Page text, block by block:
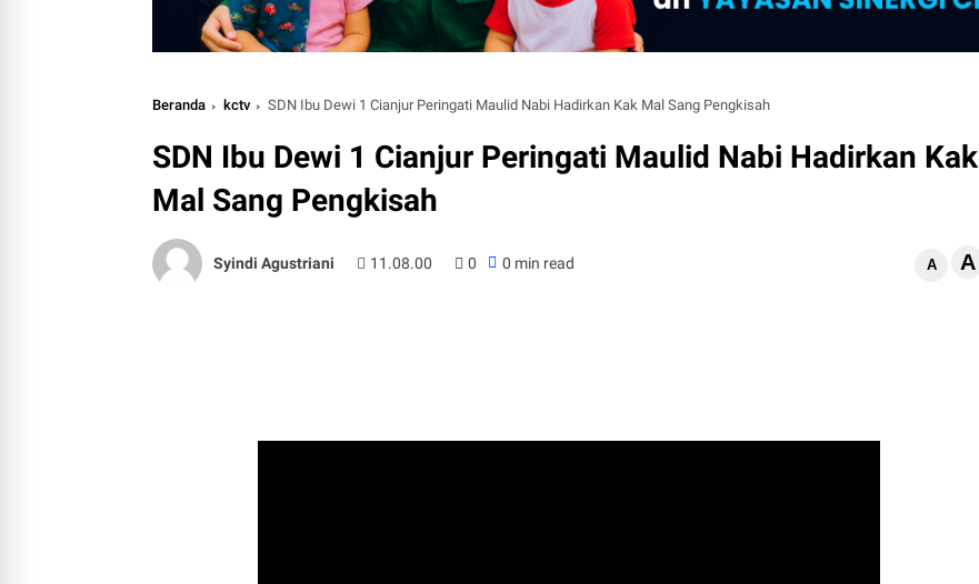
Beranda kctv SDN Ibu Dewi 1 Cianjur Peringati Maulid Nabi Hadirkan Kak Mal Sang Pengkisah
SDN Ibu Dewi 1 Cianjur Peringati Maulid Nabi Hadirkan Kak
Mal Sang Pengkisah
Syindi Agustriani 11.08.00 0 0 min read A A